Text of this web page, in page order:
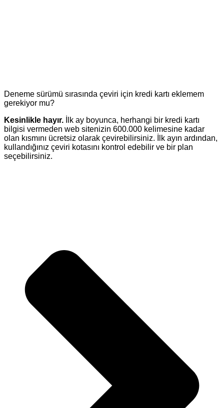
Deneme sürümü sırasında çeviri için kredi kartı eklemem
gerekiyor mu?
Kesinlikle hayır. İlk ay boyunca, herhangi bir kredi kartı
bilgisi vermeden web sitenizin 600.000 kelimesine kadar
olan kısmını ücretsiz olarak çevirebilirsiniz. İlk ayın ardından,
kullandığınız çeviri kotasını kontrol edebilir ve bir plan
seçebilirsiniz.